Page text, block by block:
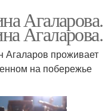
Агаларова.
Агаларова.
Агаларов проживает
на побережье